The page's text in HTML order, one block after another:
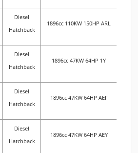
Diesel
Hatchback
1896cc 110KW 150HP ARL
Diesel
Hatchback
1896cc 47KW 64HP 1Y
Diesel
Hatchback
1896cc 47KW 64HP AEF
Diesel
Hatchback
1896cc 47KW 64HP AEY